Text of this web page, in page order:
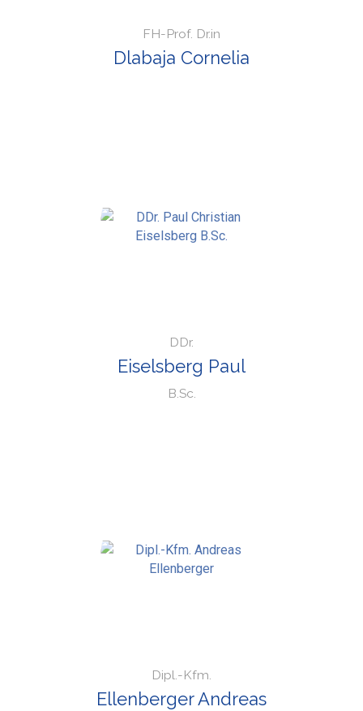
FH-Prof. Dr.in
Dlabaja Cornelia
DDr.
Eiselsberg Paul
B.Sc.
Dipl.-Kfm.
Ellenberger Andreas